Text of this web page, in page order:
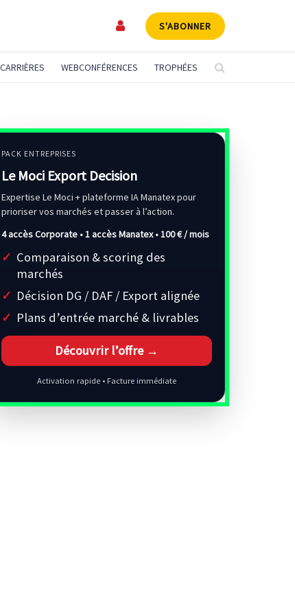
S'ABONNER
CARRIÈRES WEBCONFÉRENCES TROPHÉES
PACK ENTREPRISES
Le Moci Export Decision
Expertise Le Moci + plateforme IA Manatex pour
prioriser vos marchés et passer à l’action.
4 accès Corporate • 1 accès Manatex •100 € / mois
Comparaison & scoring des
marchés
Décision DG / DAF / Export alignée
Plans d’entrée marché & livrables
Découvrir l’offre →
Activation rapide • Facture immédiate